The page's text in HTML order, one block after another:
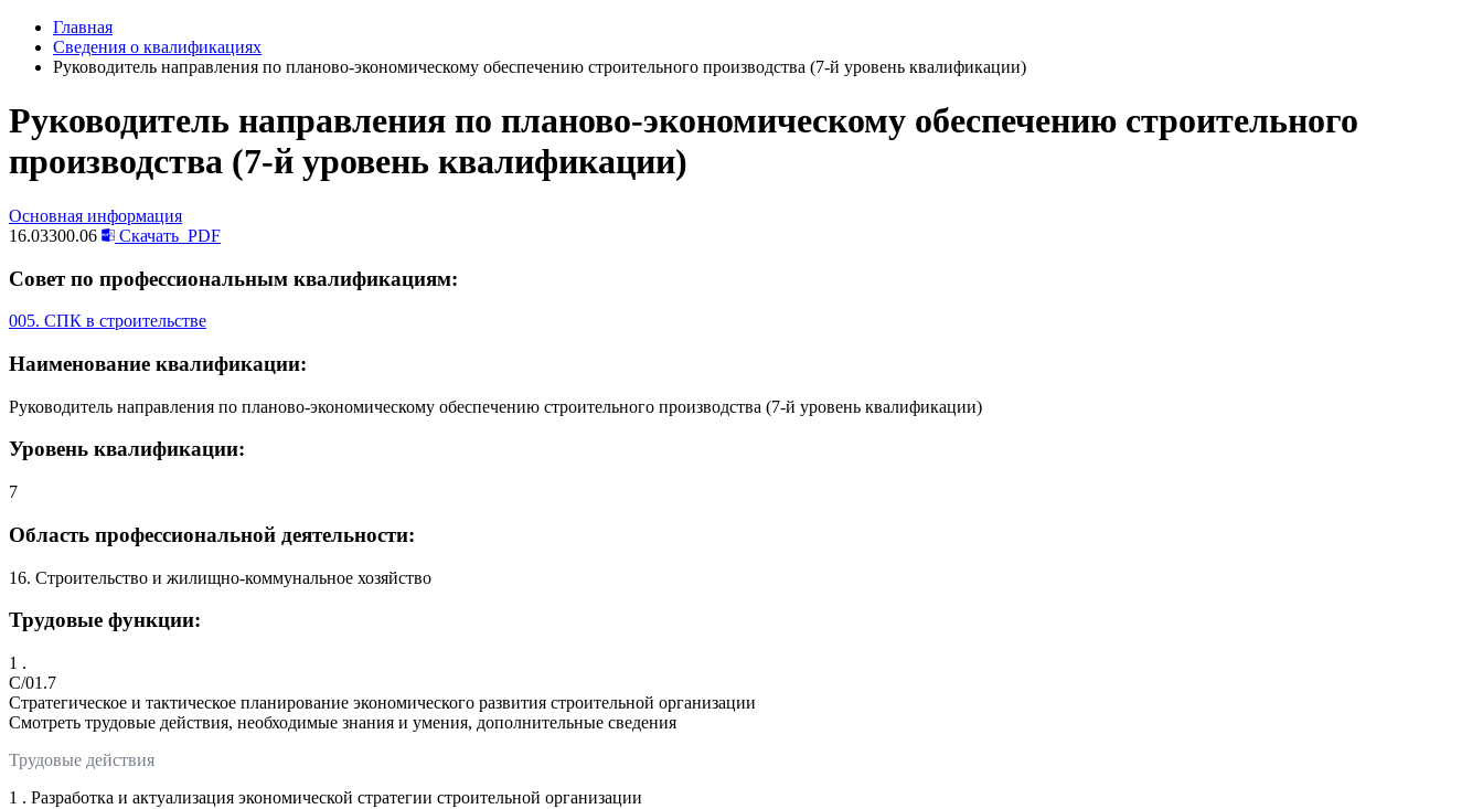
Главная
Сведения о квалификациях
Руководитель направления по планово-экономическому обеспечению строительного производства (7-й уровень квалификации)
Руководитель направления по планово-экономическому обеспечению строительного
производства (7-й уровень квалификации)
Основная информация
16.03300.06
Скачать PDF
Совет по профессиональным квалификациям:
005. СПК в строительстве
Наименование квалификации:
Руководитель направления по планово-экономическому обеспечению строительного производства (7-й уровень квалификации)
Уровень квалификации:
7
Область профессиональной деятельности:
16. Строительство и жилищно-коммунальное хозяйство
Трудовые функции:
1 .
C/01.7
Стратегическое и тактическое планирование экономического развития строительной организации
Смотреть трудовые действия, необходимые знания и умения, дополнительные сведения
Трудовые действия
1 . Разработка и актуализация экономической стратегии строительной организации